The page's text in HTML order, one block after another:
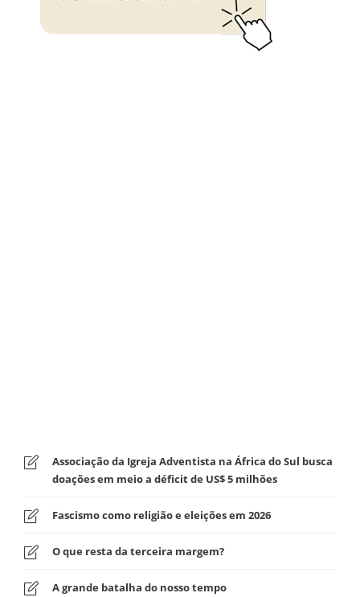
Associação da Igreja Adventista na África do Sul busca
doações em meio a déficit de US$ 5 milhões
Fascismo como religião e eleições em 2026
O que resta da terceira margem?
A grande batalha do nosso tempo